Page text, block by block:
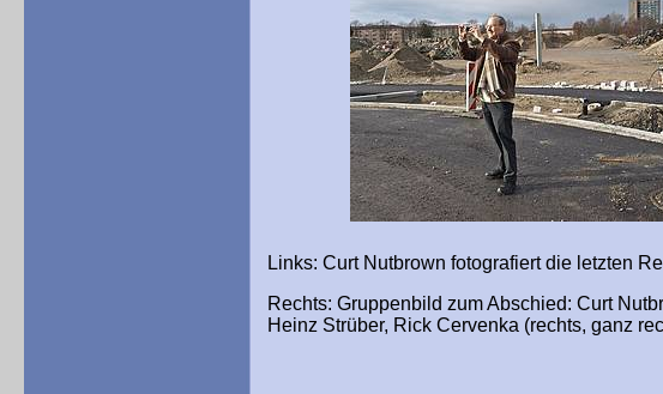
Links: Curt Nutbrown fotografiert die letzten
Rechts: Gruppenbild zum Abschied: Curt
Heinz Strüber, Rick Cervenka (rechts, ganz